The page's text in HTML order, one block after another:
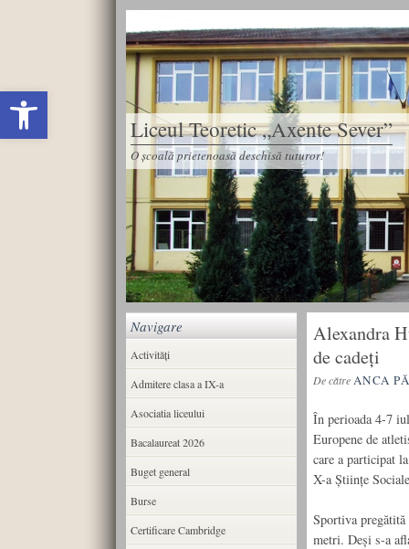
Deschide bara de unelte
Liceul Teoretic „Axente Sever”
O școală prietenoasă deschisă tuturor!
Alexandra
de cadeți
De cătreANCA
În perioada 4-7
Europene de
care a participat
X-a Științe
Sportiva
metri. Deși s-a
Navigare
Activități
Admitere clasa a IX-a
Asociatia liceului
Bacalaureat 2026
Buget general
Burse
Certificare Cambridge